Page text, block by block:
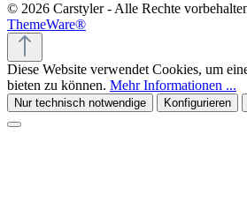
© 2026 Carstyler - Alle Rechte
ThemeWare®
Diese Website verwendet Cookies, um
bieten zu können. Mehr Informationen ...
Nur technisch notwendige Konfigurieren